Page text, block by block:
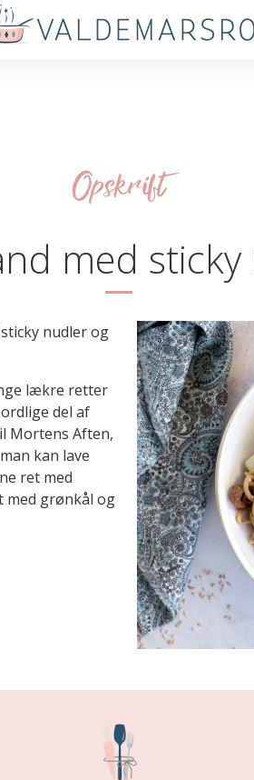
Opskrift
med
nudler og
lækre retter
del af
Mortens Aften,
kan lave
ret med
med grønkål og